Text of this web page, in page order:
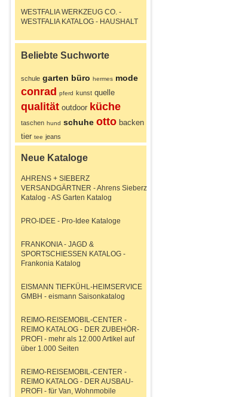
WESTFALIA WERKZEUG CO. -
WESTFALIA KATALOG - HAUSHALT
Beliebte Suchworte
schule garten büro hermes mode
conrad pferd kunst quelle
qualität outdoor küche
taschen hund schuhe otto backen
tier tee jeans
Neue Kataloge
AHRENS + SIEBERZ
VERSANDGÄRTNER - Ahrens Sieberz
Katalog - AS Garten Katalog
PRO-IDEE - Pro-Idee Kataloge
FRANKONIA - JAGD &
SPORTSCHIESSEN KATALOG -
Frankonia Katalog
EISMANN TIEFKÜHL-HEIMSERVICE
GMBH - eismann Saisonkatalog
REIMO-REISEMOBIL-CENTER -
REIMO KATALOG - DER ZUBEHÖR-
PROFI - mehr als 12.000 Artikel auf
über 1.000 Seiten
REIMO-REISEMOBIL-CENTER -
REIMO KATALOG - DER AUSBAU-
PROFI - für Van, Wohnmobile